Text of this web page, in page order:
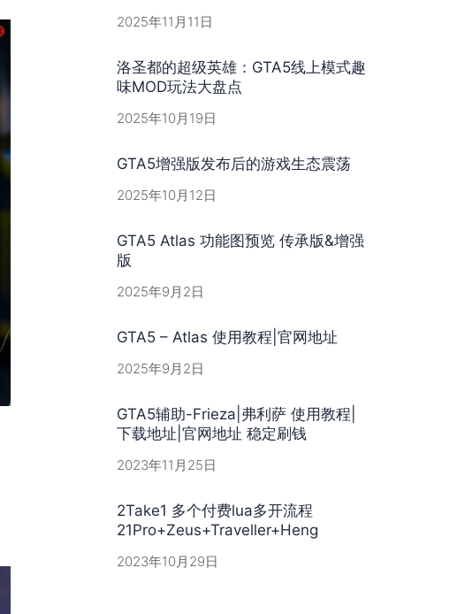
2025年11月11日
洛圣都的超级英雄：GTA5线上模式趣
味MOD玩法大盘点
2025年10月19日
GTA5增强版发布后的游戏生态震荡
2025年10月12日
GTA5 Atlas 功能图预览 传承版&增强
版
2025年9月2日
GTA5 – Atlas 使用教程|官网地址
2025年9月2日
GTA5辅助-Frieza|弗利萨 使用教程|
下载地址|官网地址 稳定刷钱
2023年11月25日
2Take1 多个付费lua多开流程
21Pro+Zeus+Traveller+Heng
2023年10月29日